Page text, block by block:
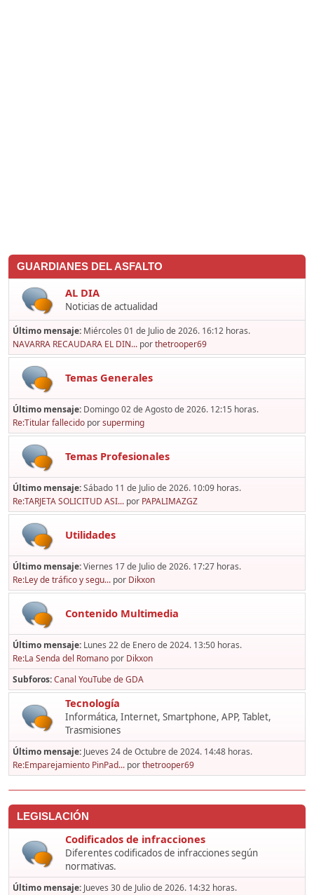
GUARDIANES DEL ASFALTO
AL DIA
Noticias de actualidad
Último mensaje: Miércoles 01 de Julio de 2026. 16:12 horas.
NAVARRA RECAUDARA EL DIN... porthetrooper69
Temas Generales
Último mensaje: Domingo 02 de Agosto de 2026. 12:15 horas.
Re:Titular fallecido porsuperming
Temas Profesionales
Último mensaje:Sábado 11 de Julio de 2026. 10:09 horas.
Re:TARJETA SOLICITUD ASI... por PAPALIMAZGZ
Utilidades
Último mensaje:Viernes 17 de Julio de 2026. 17:27 horas.
Re:Ley de tráfico y segu... por Dikxon
Contenido Multimedia
Último mensaje: Lunes 22 de Enero de 2024. 13:50 horas.
Re:La Senda del Romano por Dikxon
Subforos Canal YouTube de GDA
Tecnología
Informática, Internet, Smartphone, APP, Tablet,
Trasmisiones
Último mensaje: Jueves 24 de Octubre de 2024. 14:48 horas.
Re:Emparejamiento PinPad... porthetrooper69
LEGISLACIÓN
Codificados de infracciones
Diferentes codificados de infracciones según
normativas.
Último mensaje: Jueves 30 de Julio de 2026. 14:32 horas.